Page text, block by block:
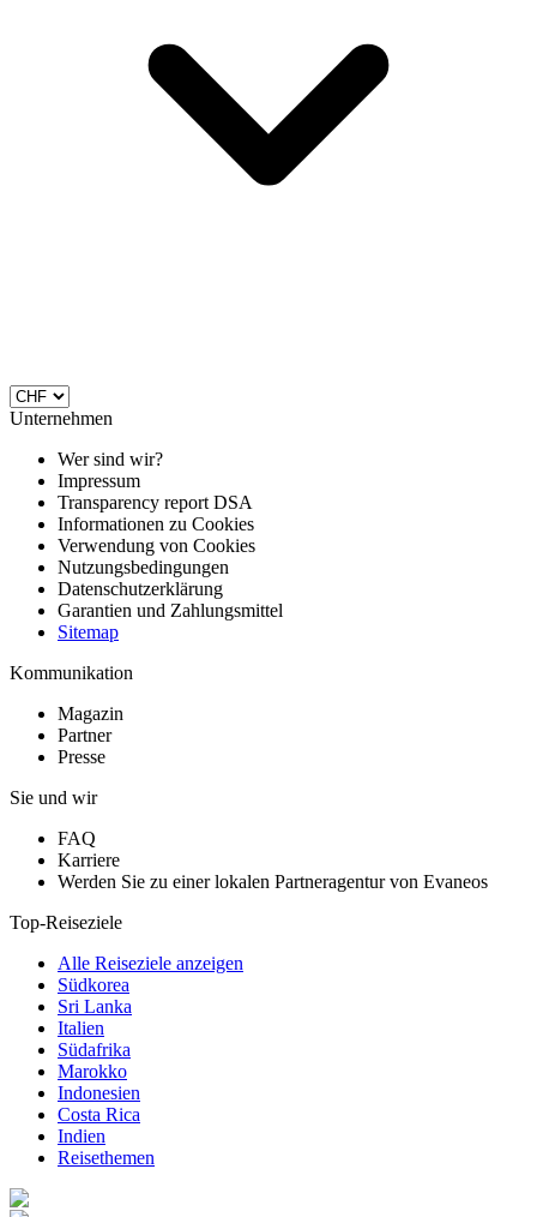
Unternehmen
Wer sind wir?
Impressum
Transparency report DSA
Informationen zu Cookies
Verwendung von Cookies
Nutzungsbedingungen
Datenschutzerklärung
Garantien und Zahlungsmittel
Sitemap
Kommunikation
Magazin
Partner
Presse
Sie und wir
FAQ
Karriere
Werden Sie zu einer lokalen Partneragentur von Evaneos
Top-Reiseziele
Alle Reiseziele anzeigen
Südkorea
Sri Lanka
Italien
Südafrika
Marokko
Indonesien
Costa Rica
Indien
Reisethemen